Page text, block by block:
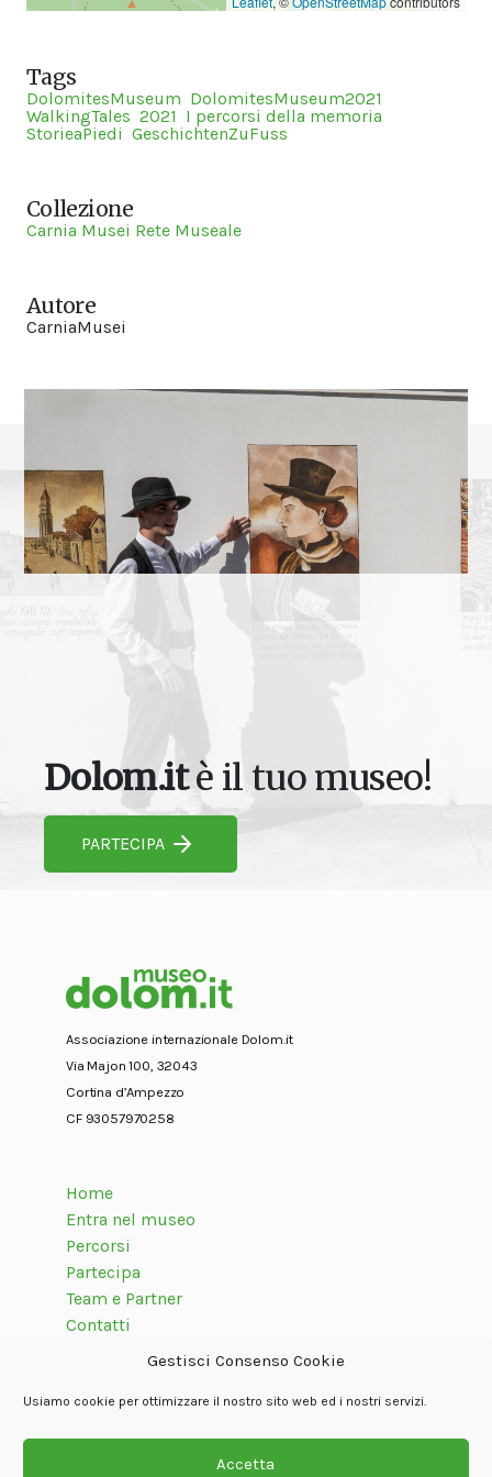
Gestisci Consenso Cookie
Usiamo cookie per ottimizzare il nostro sito web ed i nostri servizi.
Accetta
Tags
DolomitesMuseum DolomitesMuseum2021
WalkingTales 2021 I percorsi della memoria
StorieaPiedi GeschichtenZuFuss
Collezione
Carnia Musei Rete Museale
Autore
CarniaMusei
Dolom.itè il tuo museo!
PARTECIPA
Associazione internazionale Dolom.it
Via Majon 100, 32043
Cortina d’Ampezzo
CF 93057970258
Home
Entra nel museo
Percorsi
Partecipa
Team e Partner
Contatti
Seguici su